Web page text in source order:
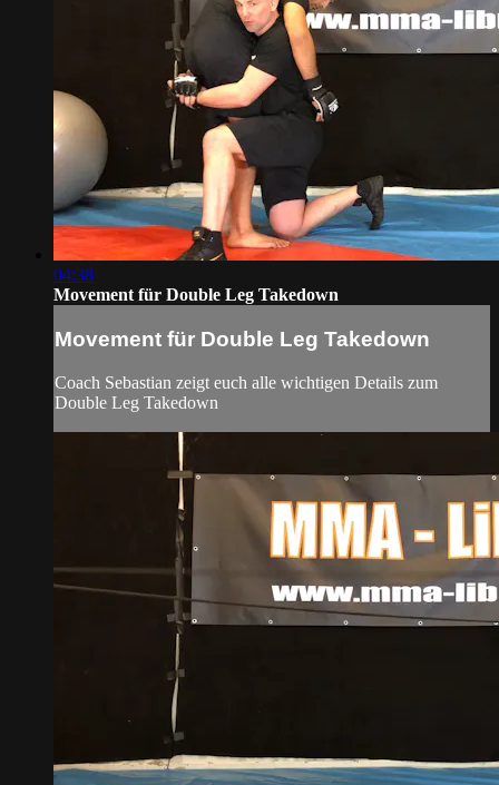
04:38
Movement für Double Leg Takedown
Movement für Double Leg Takedown
Coach Sebastian zeigt euch alle wichtigen Details zum
Double Leg Takedown